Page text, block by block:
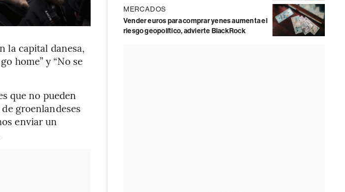
la capital danesa,
home” y “No se
que no pueden
groenlandeses
enviar un
MERCADOS
Vender euros para comprar yenes aumenta el
riesgo geopolítico, advierte BlackRock